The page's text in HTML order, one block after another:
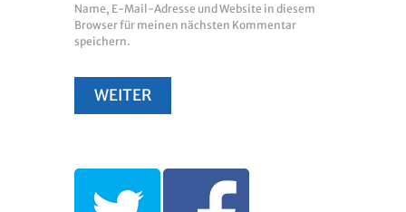
Name, E-Mail-Adresse und Website in diesem
Browser für meinen nächsten Kommentar
speichern.